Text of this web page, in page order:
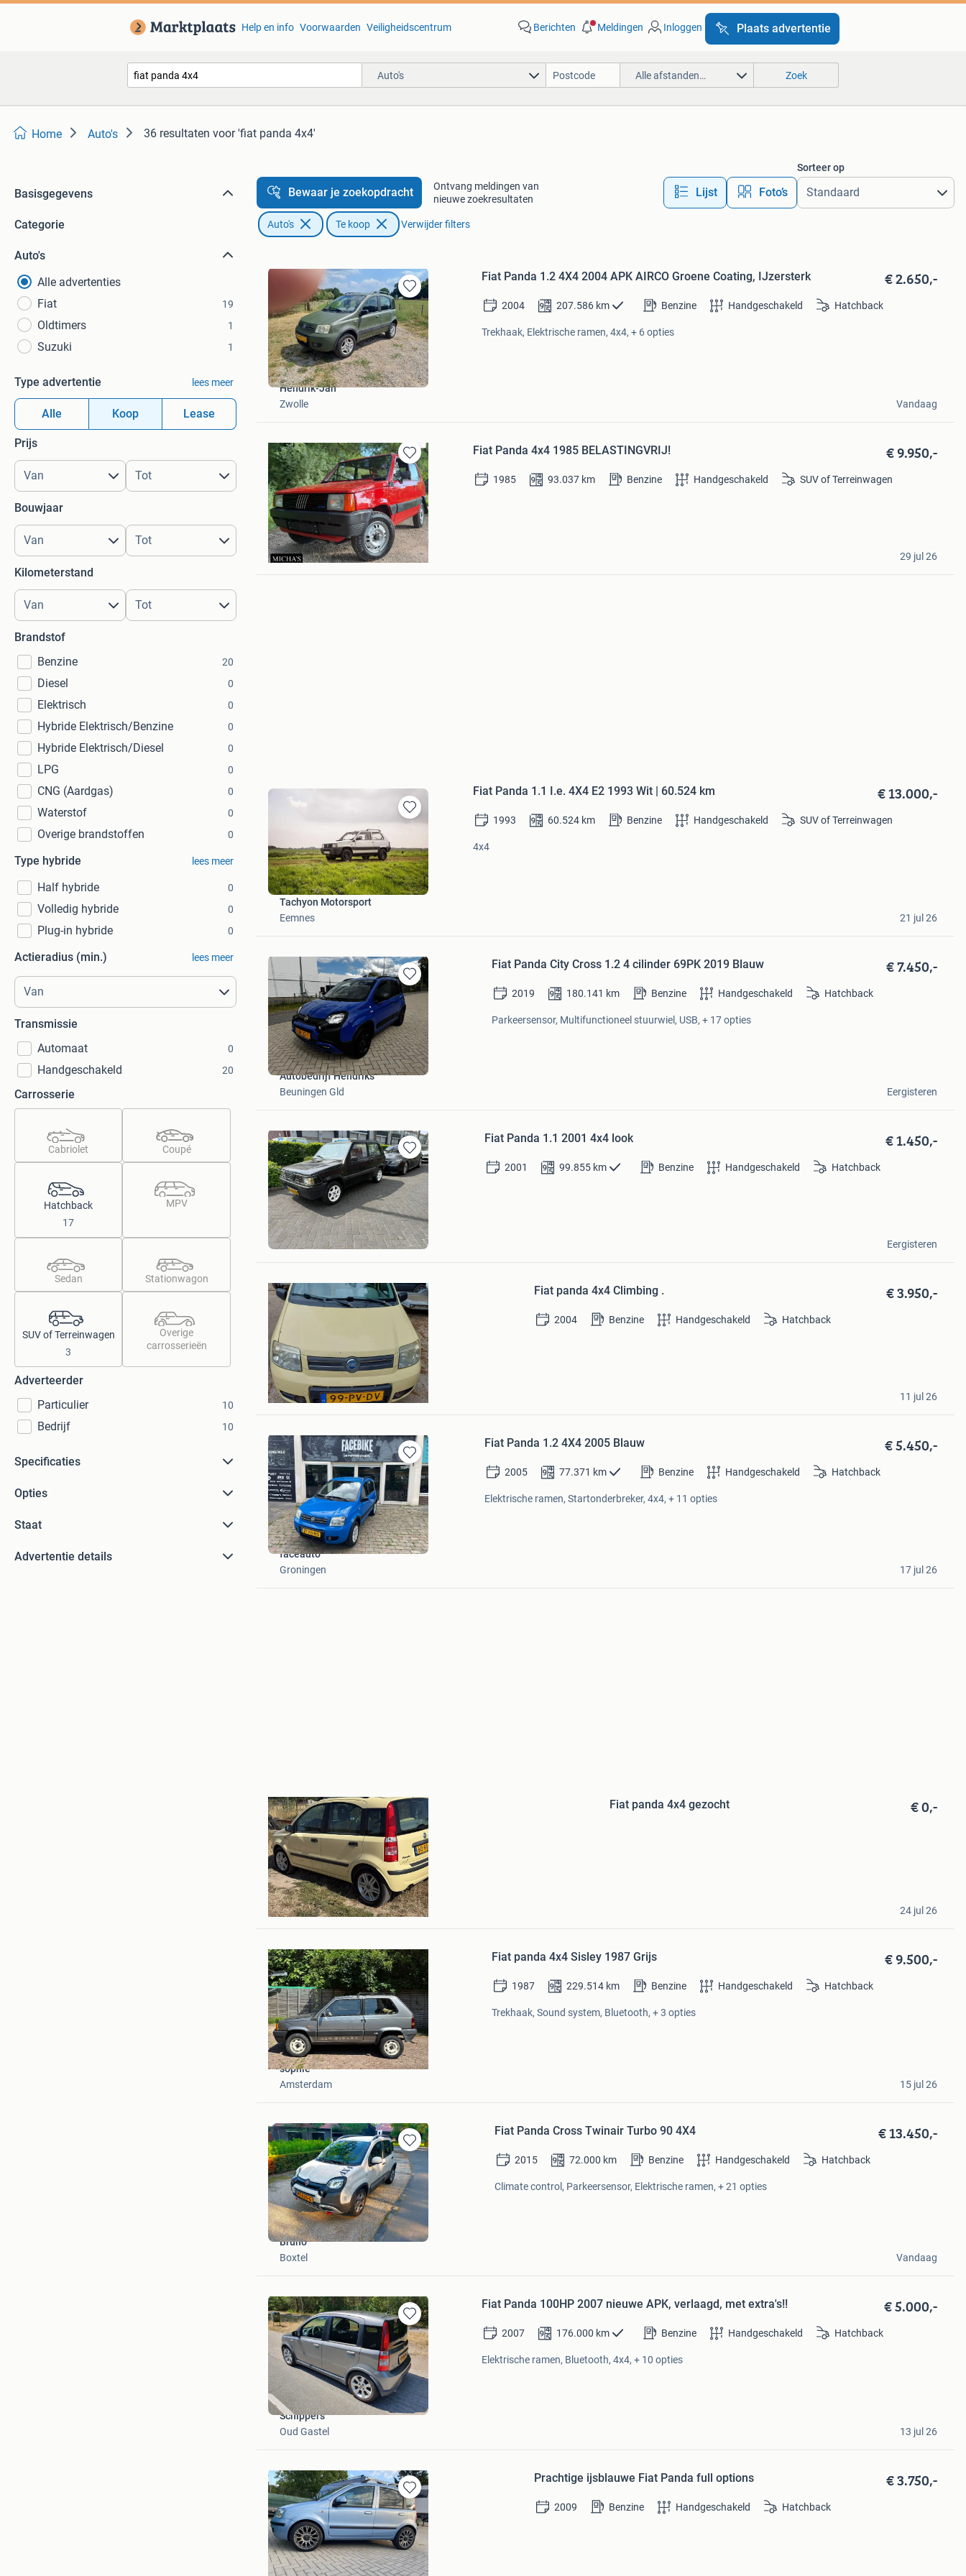
Help en info Voorwaarden Veiligheidscentrum Berichten Meldingen Inloggen Plaats advertentie
Auto's Alle afstanden… Zoek
Home Auto's 36 resultaten voor 'fiat panda 4x4'
Basisgegevens
Categorie
Auto's
Alle advertenties
Fiat
19
Oldtimers 1
Suzuki 1
Type advertentie lees meer
Alle Koop Lease
Prijs
Bouwjaar
Kilometerstand
Brandstof
Benzine
20
Diesel 0
Elektrisch 0
Hybride Elektrisch/Benzine 0
Hybride Elektrisch/Diesel 0
LPG 0
CNG (Aardgas) 0
Waterstof 0
Overige brandstoffen 0
Type hybride lees meer
Half hybride 0
Volledig hybride 0
Plug-in hybride 0
Actieradius (min.) lees meer
Transmissie
Automaat
0
Handgeschakeld 20
Carrosserie
Cabriolet Coupé
Hatchback
17
MPV
Sedan Stationwagon
SUV of Terreinwagen
3
Overige
carrosserieën
Adverteerder
Particulier
10
Bedrijf 10
Specificaties
Opties
Staat
Advertentie details
Bewaar je zoekopdracht
Ontvang meldingen van
nieuwe zoekresultaten
Lijst Foto’s
Sorteer op
Auto's Te koop Verwijder filters
Bewaren
in
Mijn
Favorieten
Fiat Panda 1.2 4X4 2004 APK AIRCO Groene Coating, IJzersterk € 2.650,-
2004 207.586 km Benzine Handgeschakeld Hatchback
Trekhaak, Elektrische ramen, 4x4, + 6 opties
Hendrik-Jan
Zwolle
Vandaag
Bewaren
in
Mijn
Favorieten
Fiat Panda 4x4 1985 BELASTINGVRIJ! € 9.950,-
1985 93.037 km Benzine Handgeschakeld SUV of Terreinwagen
Micha’s Collectables
Den Ham
29 jul 26
Bewaren
Mijn
Favorieten
Fiat Panda 1.1 I.e. 4X4 E2 1993 Wit | 60.524 km € 13.000,-
1993 60.524 km Benzine Handgeschakeld SUV of Terreinwagen
4x4
Tachyon Motorsport
Eemnes
21 jul 26
Bewaren
in
Mijn
Favorieten
Fiat Panda City Cross 1.2 4 cilinder 69PK 2019 Blauw € 7.450,-
2019 180.141 km Benzine Handgeschakeld Hatchback
Parkeersensor, Multifunctioneel stuurwiel, USB, + 17 opties
Autobedrijf Hendriks
Beuningen Gld
Eergisteren
Bewaren
in
Mijn
Favorieten
Fiat Panda 1.1 2001 4x4 look € 1.450,-
2001 99.855 km Benzine Handgeschakeld Hatchback
PandaFun
Barendrecht
Eergisteren
Mijn
Favorieten
Fiat panda 4x4 Climbing . € 3.950,-
2004 Benzine Handgeschakeld Hatchback
van Boven
Vinkeveen
11 jul 26
Bewaren
in
Mijn
Favorieten
Fiat Panda 1.2 4X4 2005 Blauw € 5.450,-
2005 77.371 km Benzine Handgeschakeld Hatchback
Elektrische ramen, Startonderbreker, 4x4, + 11 opties
faceauto
Groningen
17 jul 26
Fiat panda 4x4 gezocht € 0,-
Brasse
Landgraaf
24 jul 26
Mijn
Favorieten
Fiat panda 4x4 Sisley 1987 Grijs € 9.500,-
1987 229.514 km Benzine Handgeschakeld Hatchback
Trekhaak, Sound system, Bluetooth, + 3 opties
sophie
Amsterdam
15 jul 26
Bewaren
in
Mijn
Favorieten
Fiat Panda Cross Twinair Turbo 90 4X4 € 13.450,-
2015 72.000 km Benzine Handgeschakeld Hatchback
Climate control, Parkeersensor, Elektrische ramen, + 21 opties
Bruno
Boxtel
Vandaag
Bewaren
in
Mijn
Favorieten
Fiat Panda 100HP 2007 nieuwe APK, verlaagd, met extra's!! € 5.000,-
2007 176.000 km Benzine Handgeschakeld Hatchback
Elektrische ramen, Bluetooth, 4x4, + 10 opties
Schippers
Oud Gastel
13 jul 26
Bewaren
in
Mijn
Favorieten
Prachtige ijsblauwe Fiat Panda full options € 3.750,-
2009 Benzine Handgeschakeld Hatchback
Ronald Hoveling